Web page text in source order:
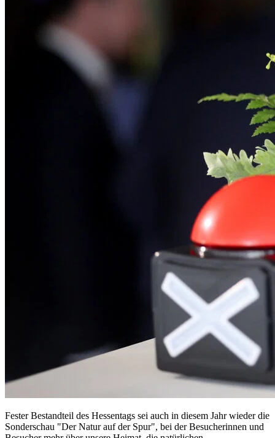
Fester Bestandteil des Hessentags sei auch in diesem Jahr wieder die
Sonderschau "Der Natur auf der Spur", bei der Besucherinnen und